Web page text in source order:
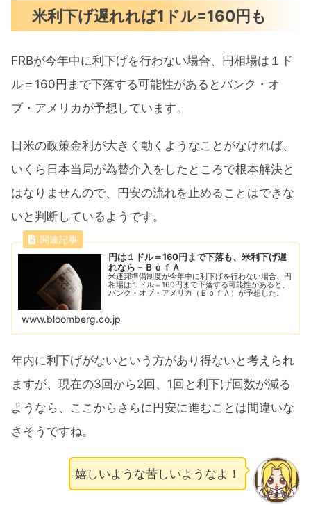
米利下げ遅れれば1ドル=160円も
FRBが今年中に利下げを行わない場合、円相場は１ド
ル＝160円まで下落する可能性があるとバンク・オ
ブ・アメリカが予想しています。
日米の政策金利が大きく動くようなことがなければ、
いくら日本当局が為替介入をしたところで根本解決と
はなりませんので、円安の流れを止めることはできな
いと判断しているようです。
円は１ドル＝160円まで下落も、米利下げ遅
れなら－ＢｏｆＡ
米連邦準備制度が今年中に利下げを行わない場合、円
相場は１ドル＝160円まで下落する可能性があると、
バンク・オブ・アメリカ（ＢｏｆＡ）が予想した。
www.bloomberg.co.jp
年内に利下げがないという方があり得ないと考えられ
ますが、現在の3回から2回、1回と利下げ回数が減る
ようなら、ここからさらに円安に進むことは間違いな
さそうですね。
嬉しいような苦しいようなよ！